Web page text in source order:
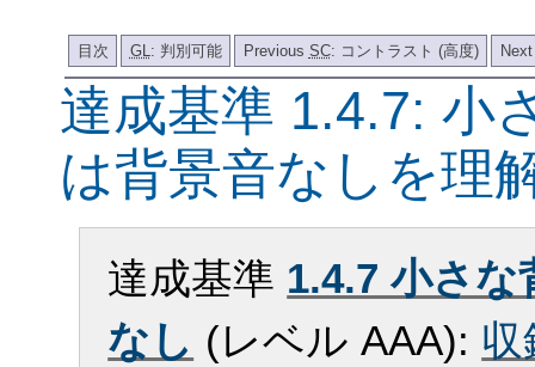
目次 GL : 判別可能 Previous SC: コントラスト (高度)
達成基準 1.4.7: 小
は背景音なしを理
達成基準 1.4.7 小さな
なし (レベル AAA): 収